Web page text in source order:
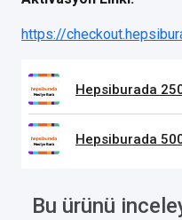
https://
Hepsiburada
Hepsiburada
Bu ürünü